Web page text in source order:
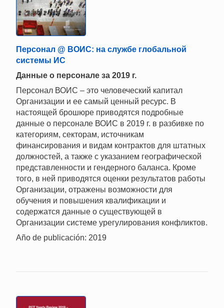
Персонал @ ВОИС: на службе глобальной
системы ИС
Данные о персонале за 2019 г.
Персонал ВОИС – это человеческий капитал
Организации и ее самый ценный ресурс. В
настоящей брошюре приводятся подробные
данные о персонале ВОИС в 2019 г. в разбивке по
категориям, секторам, источникам
финансирования и видам контрактов для штатных
должностей, а также с указанием географической
представленности и гендерного баланса. Кроме
того, в ней приводятся оценки результатов работы
Организации, отражены возможности для
обучения и повышения квалификации и
содержатся данные о существующей в
Организации системе урегулирования конфликтов.
Año de publicación: 2019